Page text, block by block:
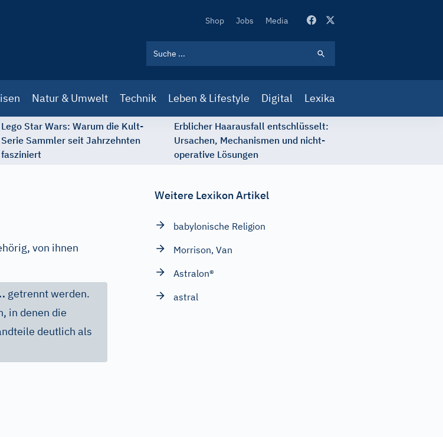
Secondary
Shop Jobs Media
Natur & Umwelt Technik Leben & Lifestyle Digital Lexika
Lego Star Wars: Warum die Kult-
Serie Sammler seit Jahrzehnten
fasziniert
Erblicher Haarausfall entschlüsselt:
Ursachen, Mechanismen und nicht-
operative Lösungen
von ihnen
getrennt werden.
in denen die
deutlich als
Weitere Lexikon Artikel
babylonische Religion
Morrison, Van
Astralon®
astral